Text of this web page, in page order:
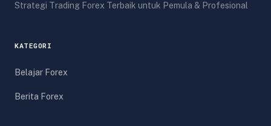
Strategi Trading Forex Terbaik untuk Pemula & Profesional
KATEGORI
Belajar Forex
Berita Forex